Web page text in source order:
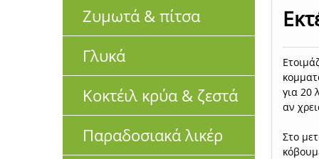
Ζυμωτά & πίτσα
Γλυκά
Κοκτέιλ κρύα & ζεστά
Παραδοσιακά λικέρ
για 20
αν
Στο